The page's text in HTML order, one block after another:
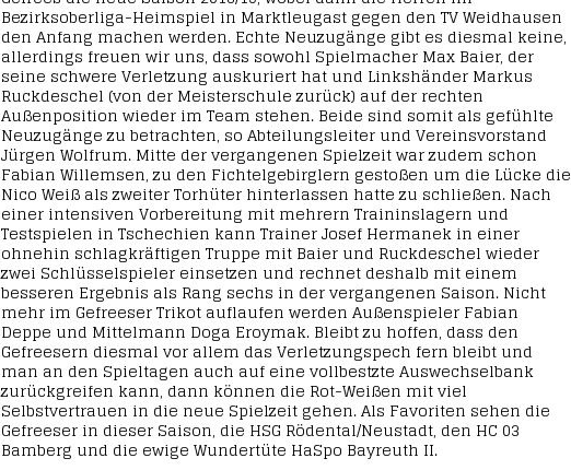
Bezirksoberliga-Heimspiel in Marktleugast gegen den TV Weidhausen
den Anfang machen werden. Echte Neuzugänge gibt es diesmal keine,
allerdings freuen wir uns, dass sowohl Spielmacher Max Baier, der
seine schwere Verletzung auskuriert hat und Linkshänder Markus
Ruckdeschel (von der Meisterschule zurück) auf der rechten
Außenposition wieder im Team stehen. Beide sind somit als gefühlte
Neuzugänge zu betrachten, so Abteilungsleiter und Vereinsvorstand
Jürgen Wolfrum. Mitte der vergangenen Spielzeit war zudem schon
Fabian Willemsen, zu den Fichtelgebirglern gestoßen um die Lücke die
Nico Weiß als zweiter Torhüter hinterlassen hatte zu schließen. Nach
einer intensiven Vorbereitung mit mehrern Traininslagern und
Testspielen in Tschechien kann Trainer Josef Hermanek in einer
ohnehin schlagkräftigen Truppe mit Baier und Ruckdeschel wieder
zwei Schlüsselspieler einsetzen und rechnet deshalb mit einem
besseren Ergebnis als Rang sechs in der vergangenen Saison. Nicht
mehr im Gefreeser Trikot auflaufen werden Außenspieler Fabian
Deppe und Mittelmann Doga Eroymak. Bleibt zu hoffen, dass den
Gefreesern diesmal vor allem das Verletzungspech fern bleibt und
man an den Spieltagen auch auf eine vollbestzte Auswechselbank
zurückgreifen kann, dann können die Rot-Weißen mit viel
Selbstvertrauen in die neue Spielzeit gehen. Als Favoriten sehen die
Gefreeser in dieser Saison, die HSG Rödental/Neustadt, den HC 03
Bamberg und die ewige Wundertüte HaSpo Bayreuth II.